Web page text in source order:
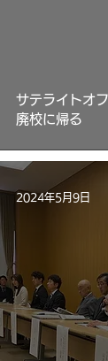
サテライトオ
廃校に帰る
2024年5月9日